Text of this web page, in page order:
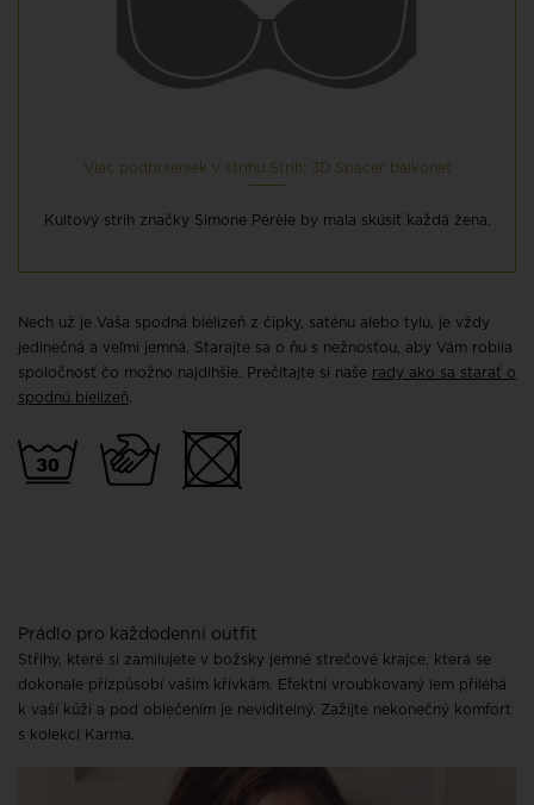
Viac podprseniek v strihu Strih: 3D Spacer balkonet
Kultový strih značky Simone Pérèle by mala skúsiť každá žena.
Nech už je Vaša spodná bielizeň z čipky, saténu alebo tylu, je vždy
jedinečná a veľmi jemná. Starajte sa o ňu s nežnosťou, aby Vám robila
spoločnosť čo možno najdlhšie. Prečítajte si naše rady ako sa starať o
spodnú bielizeň
Prádlo pro každodenní outfit
Střihy, které si zamilujete v božsky jemné strečové krajce, která se
dokonale přizpůsobí vašim křivkám. Efektní vroubkovaný lem přiléhá
k vaší kůži a pod oblečením je neviditelný. Zažijte nekonečný komfort
s kolekcí Karma.